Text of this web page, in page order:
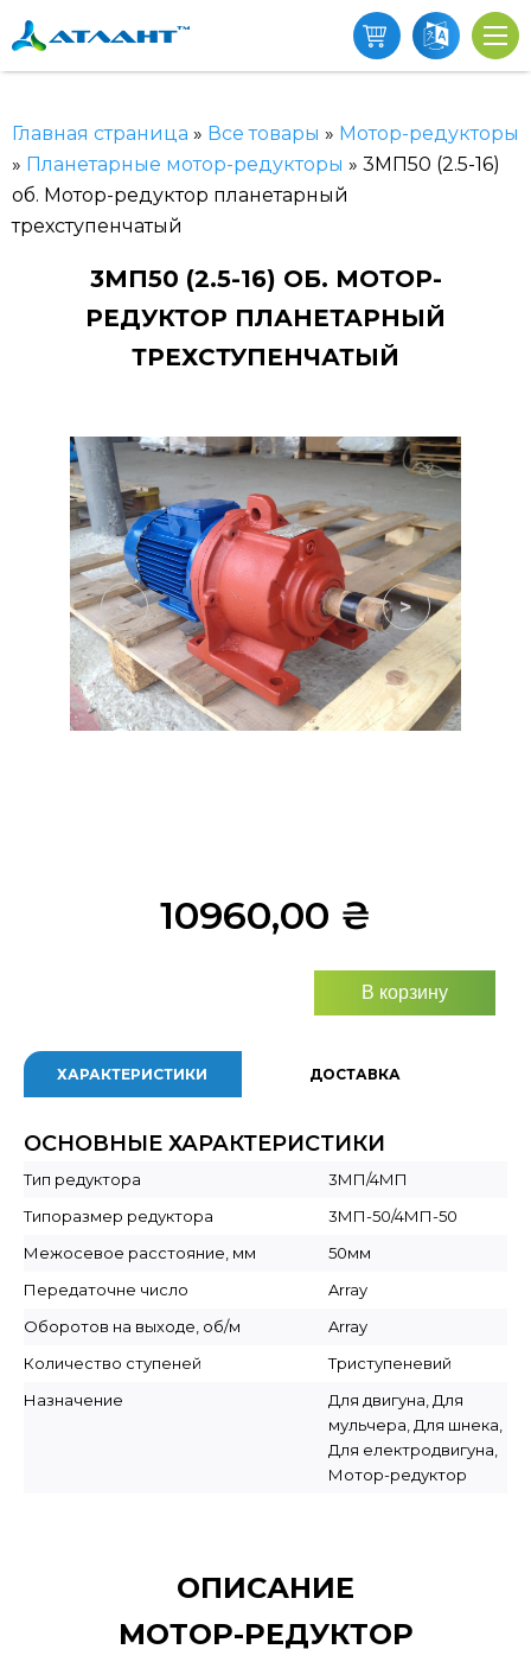
Главная страница » Все товары » Мотор-редукторы
» Планетарные мотор-редукторы » 3МП50 (2.5-16)
об. Мотор-редуктор планетарный
трехступенчатый
3МП50 (2.5-16) ОБ. МОТОР-
РЕДУКТОР ПЛАНЕТАРНЫЙ
ТРЕХСТУПЕНЧАТЫЙ
< >
10960,00 ₴
В корзину
ХАРАКТЕРИСТИКИ ДОСТАВКА
ОСНОВНЫЕ ХАРАКТЕРИСТИКИ
Тип редуктора
3МП/4МП
Типоразмер редуктора
3МП-50/4МП-50
Межосевое расстояние, мм
50мм
Передаточне число
Array
Оборотов на выходе, об/м
Array
Количество ступеней
Триступеневий
Назначение
Для двигуна, Для
мульчера, Для шнека,
Для електродвигуна,
Мотор-редуктор
ОПИСАНИЕ
МОТОР-РЕДУКТОР